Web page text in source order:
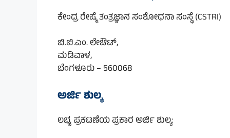
ಕೇಂದ್ರ ರೇಷ್ಮೆ ತಂತ್ರಜ್ಞಾನ ಸಂಶೋಧನಾ ಸಂಸ್ಥೆ (CSTRI)
ಬಿ.ಬಿ.ಎಂ. ಲೇಔಟ್,
ಮಡಿವಾಳ,
ಬೆಂಗಳೂರು – 560068
ಅರ್ಜಿ ಶುಲ್ಕ
ಲಭ್ಯ ಪ್ರಕಟಣೆಯ ಪ್ರಕಾರ ಅರ್ಜಿ ಶುಲ್ಕ: